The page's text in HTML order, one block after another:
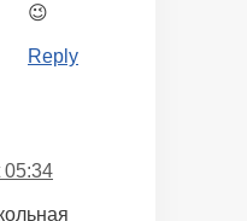
😉
Reply
05:34